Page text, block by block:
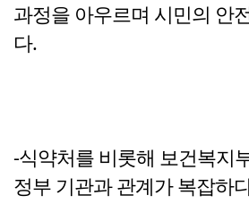
과정을 아우르며 시민의 안
다.
-식약처를 비롯해 보건복지
정부 기관과 관계가 복잡하